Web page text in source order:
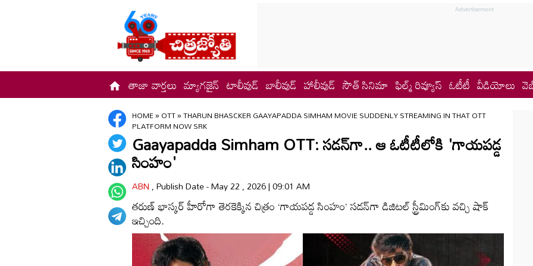
తాజా వార్తలు మ్యాగజైన్ టాలీవుడ్ బాలీవుడ్ హాలీవుడ్ సౌత్ సినిమా ఫిల్మ్ రివ్యూస్ ఓటీటీ వీడియోలు
HOME»OTT»THARUN BHASCKER GAAYAPADDA SIMHAM MOVIE SUDDENLY STREAMING IN THAT OTT
PLATFORM NOW SRK
Gaayapadda Simham OTT: స‌డ‌న్‌గా.. ఆ ఓటీటీలోకి 'గాయ‌ప‌డ్డ
సింహం'
ABN, Publish Date - May 22 , 2026 | 09:01 AM
తరుణ్‌ భాస్కర్ హీరోగా తెరకెక్కిన చిత్రం ‘గాయపడ్డ సింహం’ స‌డ‌న్‌గా డిజిట‌ల్ స్ట్రీమింగ్‌కు వ‌చ్చి షాక్
ఇచ్చింది.